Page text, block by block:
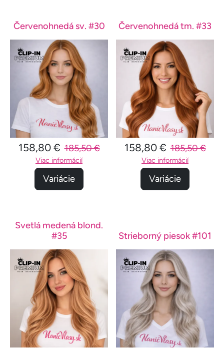
Červenohnedá sv. #30
158,80 € 185,50 €
Viac informácií
Variácie
Červenohnedá tm. #33
158,80 € 185,50 €
Viac informácií
Variácie
Svetlá medená blond.
#35
Strieborný piesok #101